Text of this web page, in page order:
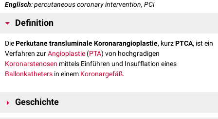
Englisch: percutaneous coronary intervention, PCI
Definition
DiePerkutane transluminale Koronarangioplastie, kurzPTCA, ist ein
Verfahren zurAngioplastie (PTA) von hochgradigen
Koronarstenosen mittels Einführen und Insufflation eines
Ballonkatheters in einem Koronargefäß.
Geschichte